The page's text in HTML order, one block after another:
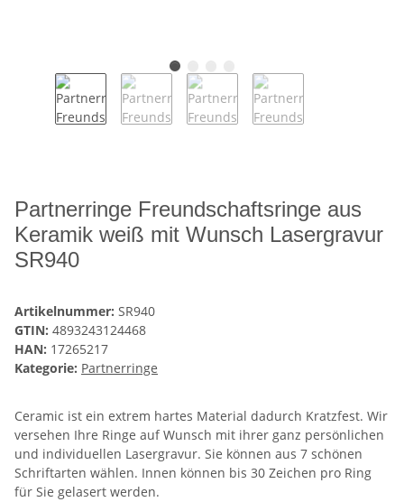
Partnerringe Freundschaftsringe aus
Keramik weiß mit Wunsch Lasergravur
SR940
Artikelnummer: SR940
GTIN: 4893243124468
HAN: 17265217
Kategorie: Partnerringe
Ceramic ist ein extrem hartes Material dadurch Kratzfest. Wir
versehen Ihre Ringe auf Wunsch mit ihrer ganz persönlichen
und individuellen Lasergravur. Sie können aus 7 schönen
Schriftarten wählen. Innen können bis 30 Zeichen pro Ring
für Sie gelasert werden.